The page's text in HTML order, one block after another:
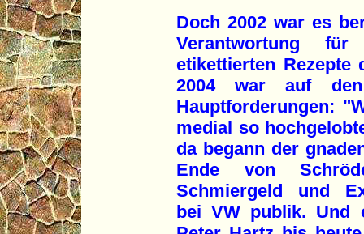
Doch 2002 war es
Verantwortung
etikettierten Rezepte
2004 war auf den
Hauptforderungen:
medial so
da begann der
Ende von
Schmiergeld und
bei VW publik. Und